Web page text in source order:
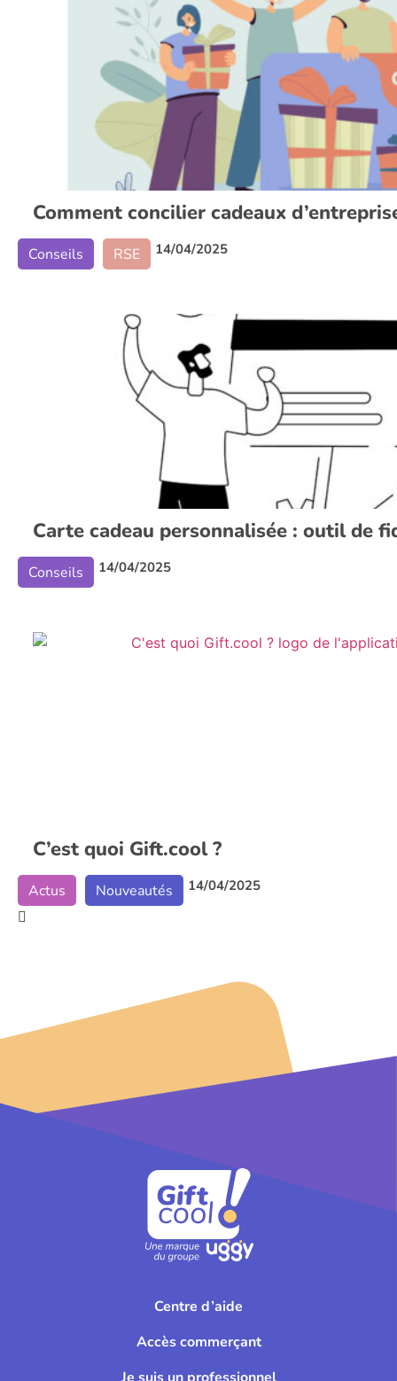
Comment concilier cadeaux
Conseils RSE 14/04/2025
Carte cadeau personnalisée : outil de
Conseils 14/04/2025
C’est quoi Gift.cool ?
Actus Nouveautés 14/04/2025
Centre d’aide
Accès commerçant